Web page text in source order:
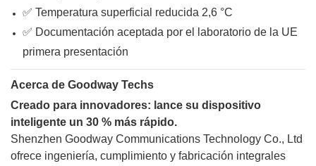
✅ Temperatura superficial reducida 2,6 °C
✅ Documentación aceptada por el laboratorio de la UE
primera presentación
Acerca de Goodway Techs
Creado para innovadores: lance su dispositivo
inteligente un 30 % más rápido.
Shenzhen Goodway Communications Technology Co., Ltd
ofrece ingeniería, cumplimiento y fabricación integrales